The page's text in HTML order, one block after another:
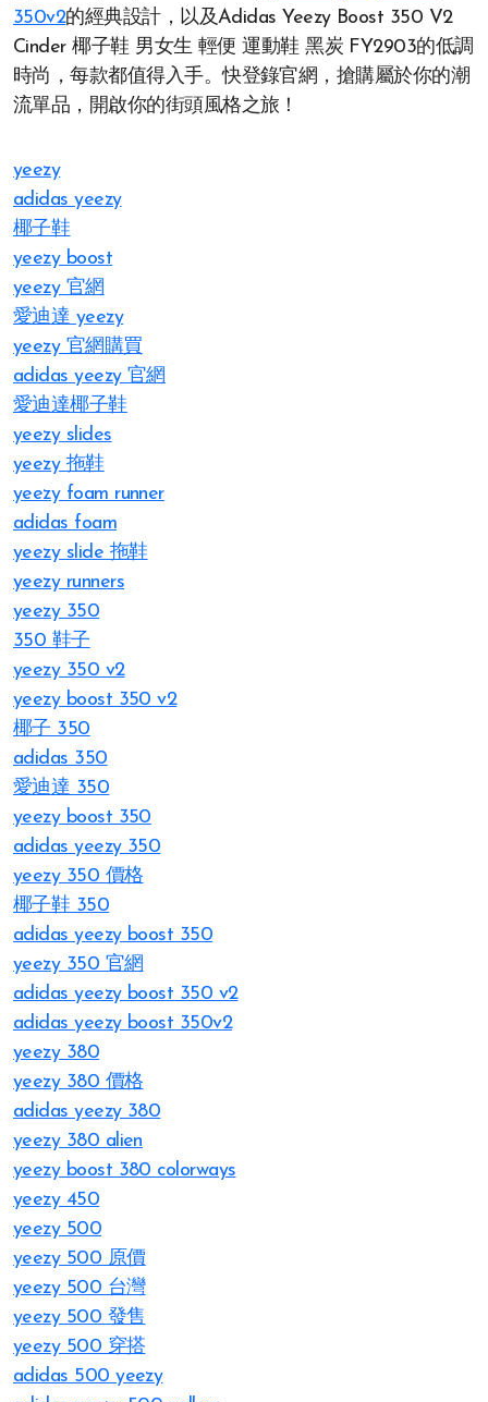
350v2的經典設計，以及Adidas Yeezy Boost 350 V2
Cinder 椰子鞋 男女生 輕便 運動鞋 黑炭 FY2903的低調
時尚，每款都值得入手。快登錄官網，搶購屬於你的潮
流單品，開啟你的街頭風格之旅！
yeezy
adidas yeezy
椰子鞋
yeezy boost
yeezy 官網
愛迪達 yeezy
yeezy 官網購買
adidas yeezy 官網
愛迪達椰子鞋
yeezy slides
yeezy 拖鞋
yeezy foam runner
adidas foam
yeezy slide 拖鞋
yeezy runners
yeezy 350
350 鞋子
yeezy 350 v2
yeezy boost 350 v2
椰子 350
adidas 350
愛迪達 350
yeezy boost 350
adidas yeezy 350
yeezy 350 價格
椰子鞋 350
adidas yeezy boost 350
yeezy 350 官網
adidas yeezy boost 350 v2
adidas yeezy boost 350v2
yeezy 380
yeezy 380 價格
adidas yeezy 380
yeezy 380 alien
yeezy boost 380 colorways
yeezy 450
yeezy 500
yeezy 500 原價
yeezy 500 台灣
yeezy 500 發售
yeezy 500 穿搭
adidas 500 yeezy